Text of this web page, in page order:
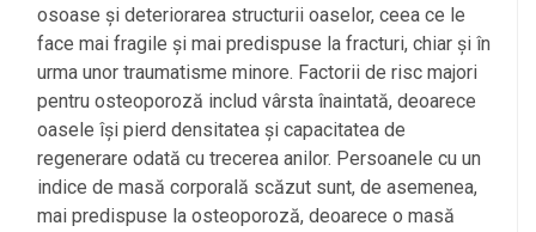
osoase și deteriorarea structurii oaselor, ceea ce le
face mai fragile și mai predispuse la fracturi, chiar și în
urma unor traumatisme minore. Factorii de risc majori
pentru osteoporoză includ vârsta înaintată, deoarece
oasele își pierd densitatea și capacitatea de
regenerare odată cu trecerea anilor. Persoanele cu un
indice de masă corporală scăzut sunt, de asemenea,
mai predispuse la osteoporoză, deoarece o masă